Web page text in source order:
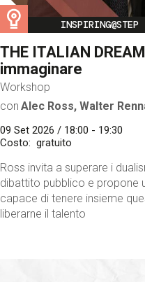
Image
INSPIRING@STEP
THE ITALIAN
immaginare
Workshop
con Alec Ross, Walter
09 Set 2026 / 18:00 - 19:30
Costo
gratuito
Ross invita a superare i
dibattito pubblico e propone
capace di tenere insieme
liberarne il talento